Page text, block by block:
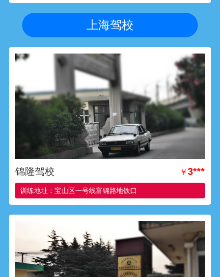
上海驾校
锦隆驾校 ￥3***
训练地址：宝山区一号线富锦路地铁口